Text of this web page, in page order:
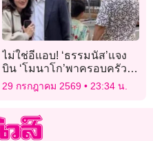
ไม่ใช่อีแอบ! ‘ธรรมนัส’แจง
บิน ‘โมนาโก’พาครอบครัว
พักผ่อน ปัดพบ ‘ทักษิณ #ไม่มี
ปฏิญญาMonaco
29 กรกฎาคม 2569 23:34 น.